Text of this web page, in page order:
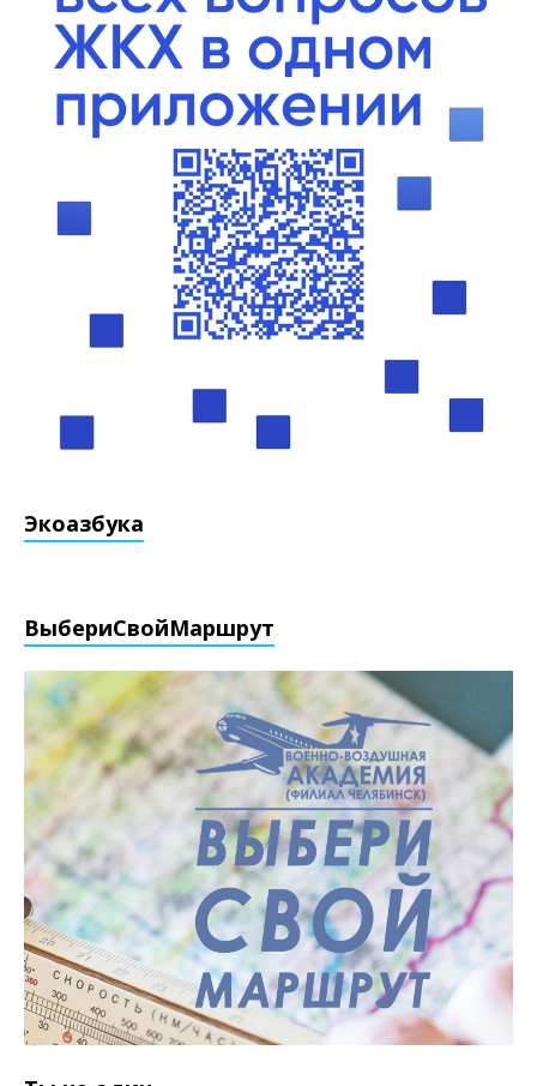
Экоазбука
ВыбериCвойМаршрут